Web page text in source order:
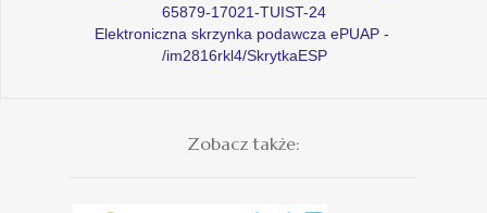
65879-17021-TUIST-24
Elektroniczna skrzynka podawcza ePUAP -
/im2816rkl4/SkrytkaESP
Zobacz także: